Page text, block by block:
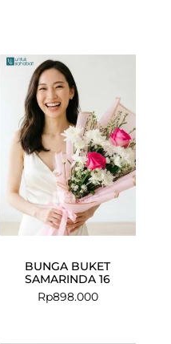
BUNGA BUKET
SAMARINDA 16
Rp898.000